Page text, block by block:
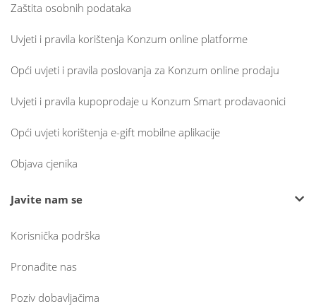
Zaštita osobnih podataka
Uvjeti i pravila korištenja Konzum online platforme
Opći uvjeti i pravila poslovanja za Konzum online prodaju
Uvjeti i pravila kupoprodaje u Konzum Smart prodavaonici
Opći uvjeti korištenja e-gift mobilne aplikacije
Objava cjenika
Javite nam se
Korisnička podrška
Pronađite nas
Poziv dobavljačima